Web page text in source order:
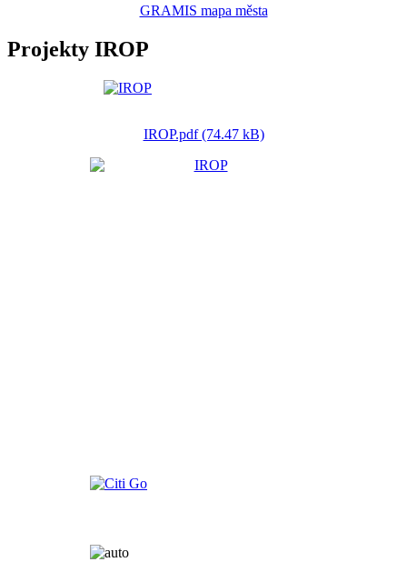
GRAMIS mapa města
Projekty IROP
IROP.pdf (74.47 kB)